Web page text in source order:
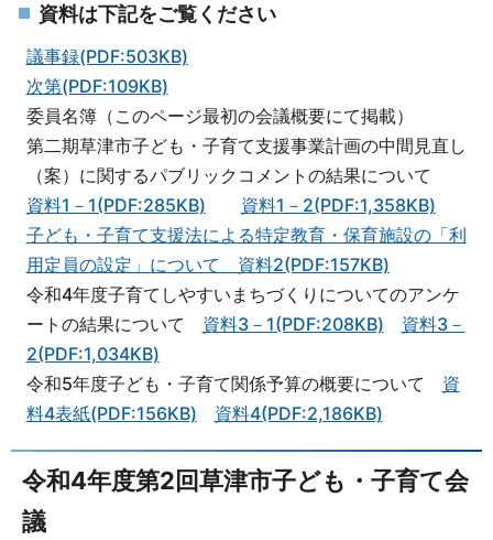
資料は下記をご覧ください
議事録(PDF:503KB)
次第(PDF:109KB)
委員名簿（このページ最初の会議概要にて掲載）
第二期草津市子ども・子育て支援事業計画の中間見直し
（案）に関するパブリックコメントの結果について
資料1－1(PDF:285KB)
資料1－2(PDF:1,358KB)
子ども・子育て支援法による特定教育・保育施設の「利
用定員の設定」について 資料2(PDF:157KB)
令和4年度子育てしやすいまちづくりについてのアンケ
ートの結果について 資料3－1(PDF:208KB)
資料3－
2(PDF:1,034KB)
令和5年度子ども・子育て関係予算の概要について 資
料4表紙(PDF:156KB)
資料4(PDF:2,186KB)
令和4年度第2回草津市子ども・子育て会
議